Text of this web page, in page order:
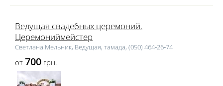
Ведущая свадебных церемоний.
Церемониймейстер
Светлана Мельник, Ведущая, тамада, (050) 464‑26‑74
от 700 грн.